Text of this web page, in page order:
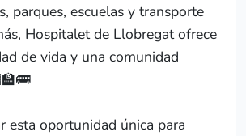
parques, escuelas y transporte
Hospitalet de Llobregat ofrece
de vida y una comunidad
esta oportunidad única para